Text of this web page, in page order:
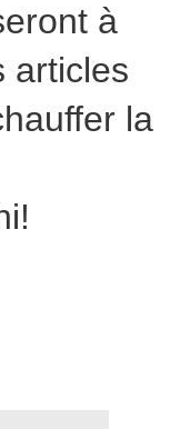
à
articles
la